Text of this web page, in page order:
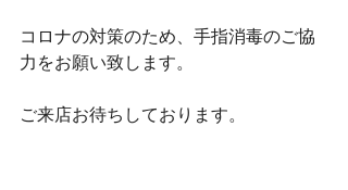
コロナの対策のため、手指消毒のご協
力をお願い致します。
ご来店お待ちしております。